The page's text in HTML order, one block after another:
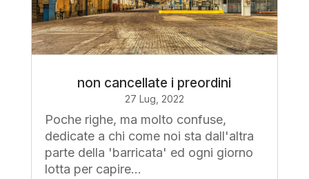
non cancellate i preordini
27 Lug, 2022
Poche righe, ma molto confuse,
dedicate a chi come noi sta dall'altra
parte della 'barricata' ed ogni giorno
lotta per capire...